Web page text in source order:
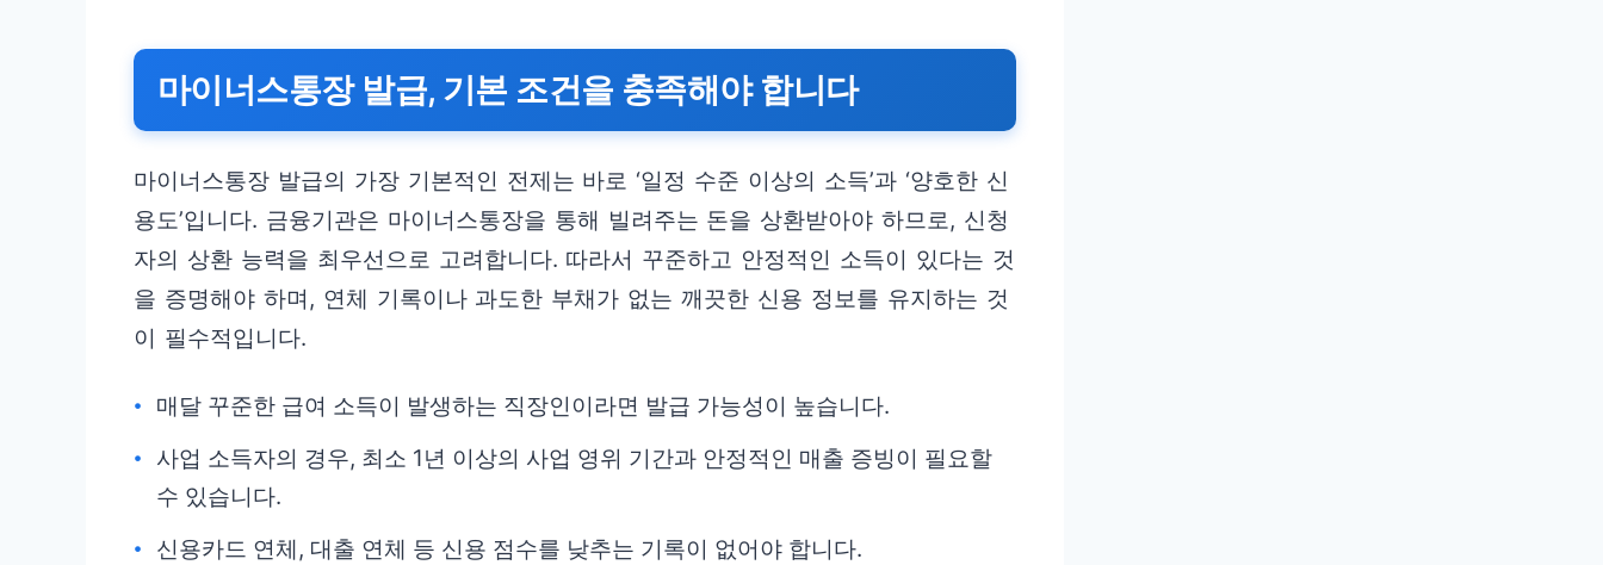
마이너스통장 발급, 기본 조건을 충족해야 합니다
마이너스통장 발급의 가장 기본적인 전제는 바로 ‘일정 수준 이상의 소득’과 ‘양호한 신
용도’입니다. 금융기관은 마이너스통장을 통해 빌려주는 돈을 상환받아야 하므로, 신청
자의 상환 능력을 최우선으로 고려합니다. 따라서 꾸준하고 안정적인 소득이 있다는 것
을 증명해야 하며, 연체 기록이나 과도한 부채가 없는 깨끗한 신용 정보를 유지하는 것
이 필수적입니다.
매달 꾸준한 급여 소득이 발생하는 직장인이라면 발급 가능성이 높습니다.
사업 소득자의 경우, 최소 1년 이상의 사업 영위 기간과 안정적인 매출 증빙이 필요할
수 있습니다.
신용카드 연체, 대출 연체 등 신용 점수를 낮추는 기록이 없어야 합니다.